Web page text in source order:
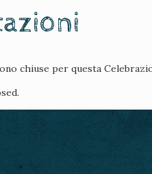
chiuse per questa